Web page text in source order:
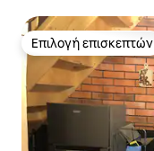
Επιλογή επισκεπτών
Επιλογή επισκεπτών